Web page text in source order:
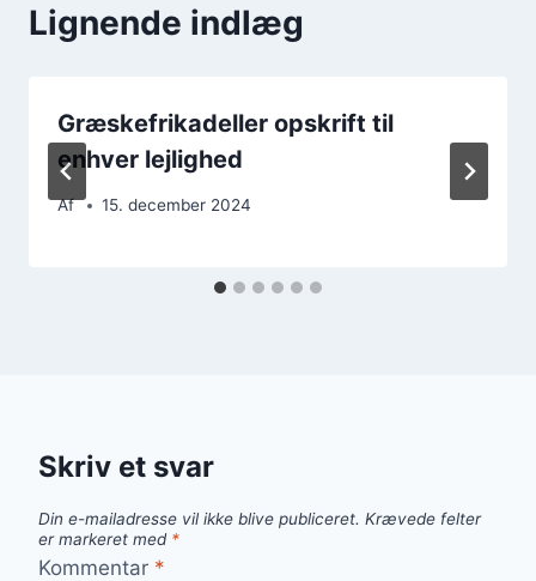
Lignende indlæg
Græskefrikadeller opskrift til
enhver lejlighed
Af 15. december 2024
Skriv et svar
Din e-mailadresse vil ikke blive publiceret. Krævede felter
er markeret med *
Kommentar *